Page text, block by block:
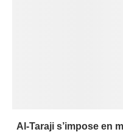
Al-Taraji s’impose en